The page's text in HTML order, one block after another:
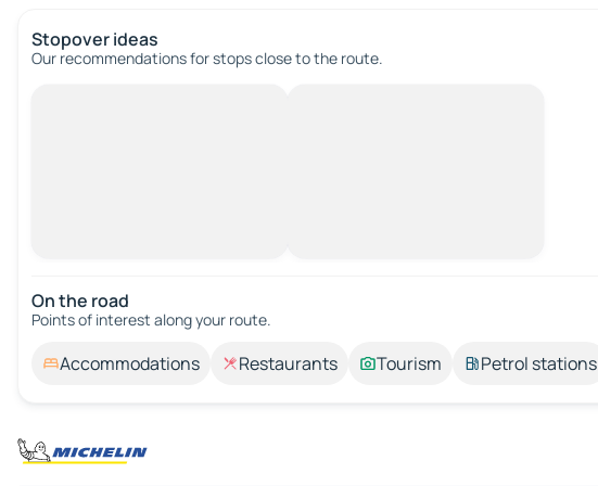
Stopover ideas
Our recommendations for stops close to the route.
On the road
Points of interest along your route.
Accommodations Restaurants Tourism Petrol stations